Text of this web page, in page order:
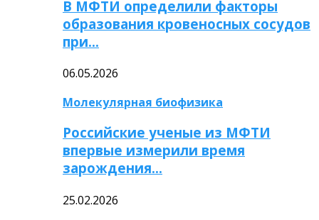
В МФТИ определили факторы
образования кровеносных сосудов
при…
06.05.2026
Молекулярная биофизика
Российские ученые из МФТИ
впервые измерили время
зарождения…
25.02.2026